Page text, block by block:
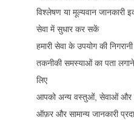
विश्लेषण या मूल्यवान जानकारी
सेवा में सुधार कर सकें
हमारी सेवा के उपयोग की
तकनीकी समस्याओं का पता
लिए
आपको अन्य वस्तुओं, सेवाओं और
ऑफ़र और सामान्य जानकारी